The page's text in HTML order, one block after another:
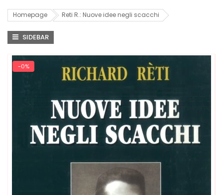
Homepage Reti R.: Nuove idee negli scacchi
SIDEBAR
-0%